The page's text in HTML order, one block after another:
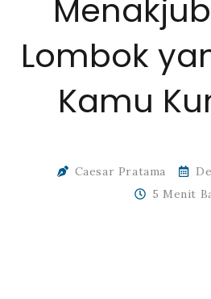
Lombok
Kamu
Caesar Pratama
5 Menit